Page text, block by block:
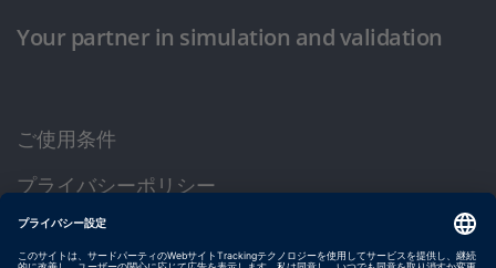
Your partner in simulation and validation
ご使用条件
プライバシーポリシー
約款